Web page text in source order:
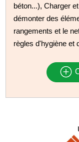
béton...), Charger
démonter des
rangements et le
règles d'hygiène et